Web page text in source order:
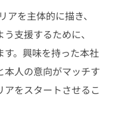
を主体的に描き、
支援するために、
す。興味を持った本社
本人の意向がマッチす
をスタートさせるこ